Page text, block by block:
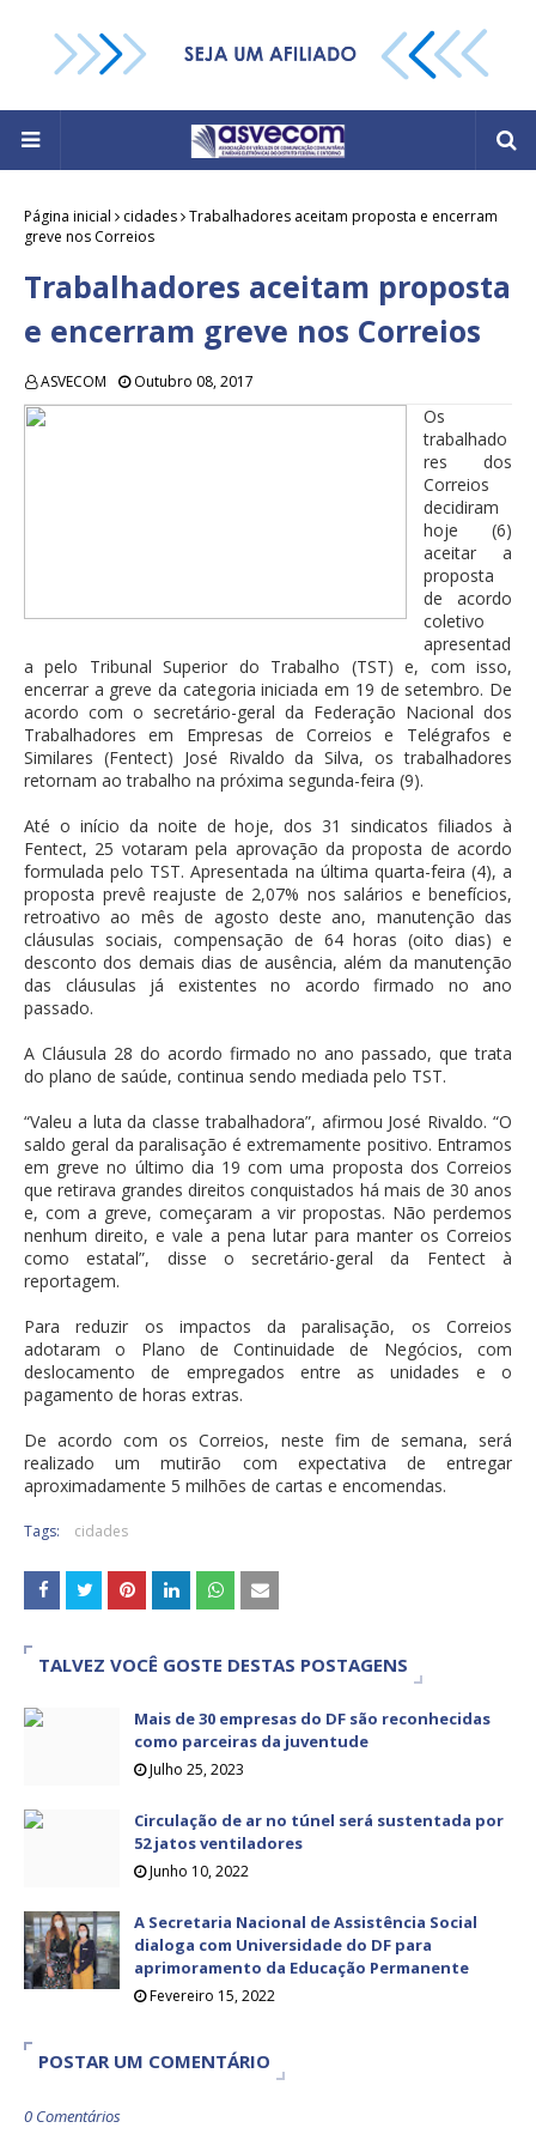
Página inicial cidades Trabalhadores aceitam proposta e encerram
greve nos Correios
Trabalhadores aceitam proposta
e encerram greve nos Correios
ASVECOM Outubro 08, 2017
Os
trabalhado
res dos
Correios
decidiram
hoje (6)
aceitar a
proposta
de acordo
coletivo
apresentad
a pelo Tribunal Superior do Trabalho (TST) e, com isso,
encerrar a greve da categoria iniciada em 19 de setembro. De
acordo com o secretário-geral da Federação Nacional dos
Trabalhadores em Empresas de Correios e Telégrafos e
Similares (Fentect) José Rivaldo da Silva, os trabalhadores
retornam ao trabalho na próxima segunda-feira (9).
Até o início da noite de hoje, dos 31 sindicatos filiados à
Fentect, 25 votaram pela aprovação da proposta de acordo
formulada pelo TST. Apresentada na última quarta-feira (4), a
proposta prevê reajuste de 2,07% nos salários e benefícios,
retroativo ao mês de agosto deste ano, manutenção das
cláusulas sociais, compensação de 64 horas (oito dias) e
desconto dos demais dias de ausência, além da manutenção
das cláusulas já existentes no acordo firmado no ano
passado.
A Cláusula 28 do acordo firmado no ano passado, que trata
do plano de saúde, continua sendo mediada pelo TST.
“Valeu a luta da classe trabalhadora”, afirmou José Rivaldo. “O
saldo geral da paralisação é extremamente positivo. Entramos
em greve no último dia 19 com uma proposta dos Correios
que retirava grandes direitos conquistados há mais de 30 anos
e, com a greve, começaram a vir propostas. Não perdemos
nenhum direito, e vale a pena lutar para manter os Correios
como estatal”, disse o secretário-geral da Fentect à
reportagem.
Para reduzir os impactos da paralisação, os Correios
adotaram o Plano de Continuidade de Negócios, com
deslocamento de empregados entre as unidades e o
pagamento de horas extras.
De acordo com os Correios, neste fim de semana, será
realizado um mutirão com expectativa de entregar
aproximadamente 5 milhões de cartas e encomendas.
Tags: cidades
TALVEZ VOCÊ GOSTE DESTAS POSTAGENS
Mais de 30 empresas do DF são reconhecidas
como parceiras da juventude
Julho 25, 2023
Circulação de ar no túnel será sustentada por
52 jatos ventiladores
Junho 10, 2022
A Secretaria Nacional de Assistência Social
dialoga com Universidade do DF para
aprimoramento da Educação Permanente
Fevereiro 15, 2022
POSTAR UM COMENTÁRIO
0 Comentários